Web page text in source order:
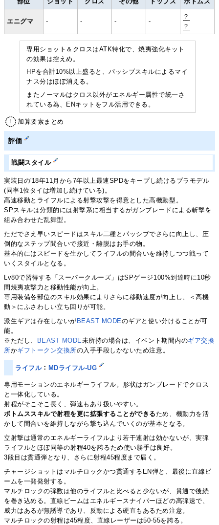
エニグマ - - - -
？
？
専用ショット＆クロスはATK特化で、焼夷強化キット
の効果は控えめ。
HPを合計10%以上盛ると、パッシブスキルによるマイ
ナス分はほぼ消える。
またノーマルはクロス以外がエネルギー属性で統一さ
れている為、ENキットをフル活用できる。
加算要素まとめ
評価
戦闘スタイル
実装日の'18年11月から7年以上最速SPDをキープし続けるプラモデル
(同率1位タイは増加し続けている)。
高速移動とライフルによる射撃攻撃を得意とした高機動型。
SPスキルは分類的には射撃系に相当するがガンブレードによる斬撃を
組み合わせた乱舞型。
ただでさえ早いスピードはスキル二種とパッシブでさらに向上し、圧
倒的なステップ間合いで接近・離脱はお手の物。
基本的にはスピードを生かしてライフルの間合いを維持しつつ戦って
いくスタイルとなる。
Lv80で習得する「スーパークルーズ」はSPゲージ100%到達時に10秒
間焼夷攻撃力と移動性能が向上。
専用装備各部位のスキル効果によりさらに移動速度が向上し、＜高機
動＞にふさわしい立ち回りが可能。
派生ギアは存在しないが BEAST MODEのギアと使い分けることが可
能。
※ただし、
BEAST MODE未所持の場合は、イベント期間内のギア交換
所かギフトークン交換所の入手手段しかないため注意。
ライフル： MDライフル-UG
専用モーションのエネルギーライフル。形状はガンブレードでクロス
と一体化している。
射程がそこそこ長く、弾速もあり扱いやすい。
ボトムススキルで射程を更に拡張することができる ため、機動力を活
かして間合いを維持しながら撃ち込んでいくのが基本となる。
立射撃は通常のエネルギーライフルより若干連射は効かないが、実弾
ライフルとほぼ同等の射程40を誇るため使い勝手は良好。
3段目は貫通弾となり、さらに射程45程度まで届く。
チャージショットはマルチロックかつ貫通するEN弾と、最後に直線ビ
ームを一発発射する。
マルチロックの弾数は他のライフルと比べると少ないが、貫通で後続
を巻き込める。直線ビームはエネルギースナイパーほどの高弾速で、
威力はあるが無誘導であり、反動による硬直もあるため注意。
マルチロックの射程は45程度、直線レーザーは50-55を誇る。